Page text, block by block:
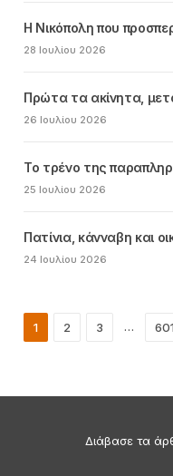
Η Νικόπολη που
28 Ιουλίου 2026
Πρώτα τα ακίνητα,
26 Ιουλίου 2026
Το τρένο της
25 Ιουλίου 2026
Πατίνια, κάνναβη και
24 Ιουλίου 2026
1 2 3 … 601
Διάβασε τα